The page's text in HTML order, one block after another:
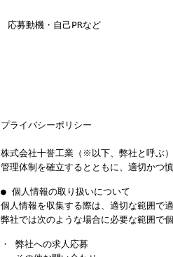
応募動機・自己PRなど
プライバシーポリシー
株式会社十誉工業（※以下、弊社と呼ぶ
管理体制を確立するとともに、適切かつ
● 個人情報の取り扱いについて
個人情報を収集する際は、適切な範囲で
弊社では次のような場合に必要な範囲で
・ 弊社への求人応募